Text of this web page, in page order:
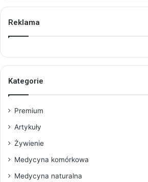
Reklama
Kategorie
Premium
Artykuły
Żywienie
Medycyna komórkowa
Medycyna naturalna